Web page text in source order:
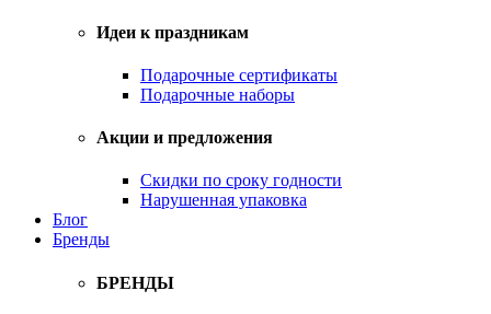
Идеи к праздникам
Подарочные сертификаты
Подарочные наборы
Акции и предложения
Скидки по сроку годности
Нарушенная упаковка
Блог
Бренды
БРЕНДЫ